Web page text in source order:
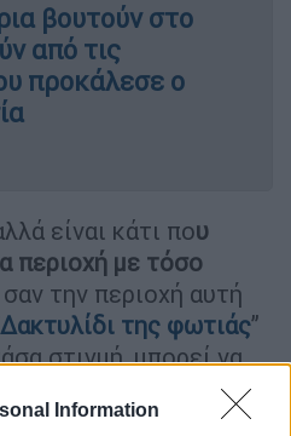
Information
βουτούν στο
από τις
προκάλεσε ο
είναι κάτι που
περιοχή με τόσο
την περιοχή αυτή
Δακτυλίδι της φωτιάς”
στιγμή, μπορεί να
οπότε μετά ένα
σαν το πρόσφατο,